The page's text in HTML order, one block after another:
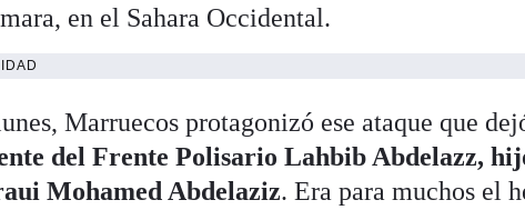
en el Sahara Occidental.
Marruecos protagonizó ese ataque que
del Frente Polisario Lahbib Abdelazz,
Mohamed Abdelaziz. Era para muchos el